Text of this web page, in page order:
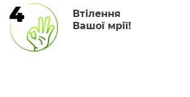
4
Втілення
Вашої мрії!